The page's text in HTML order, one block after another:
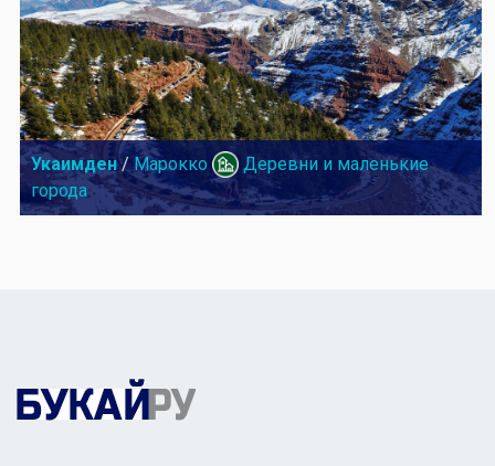
Укаимден/ Марокко
Деревни и маленькие
города